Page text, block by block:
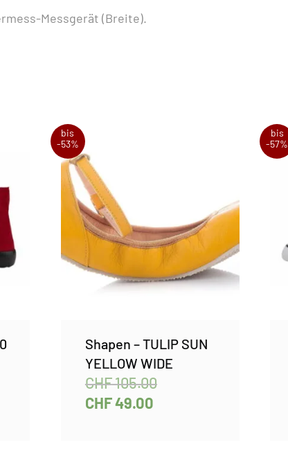
Messgerät (Breite).
bis
-53%
Shapen – TULIP SUN
YELLOW WIDE
CHF105.00
CHF49.00
bis
-57%